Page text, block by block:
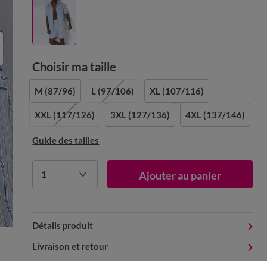
Choisir ma taille
M (87/96) L (97/106) XL (107/116)
XXL (117/126) 3XL (127/136) 4XL (137/146)
Guide des tailles
1 Ajouter au panier
Détails produit
Livraison et retour